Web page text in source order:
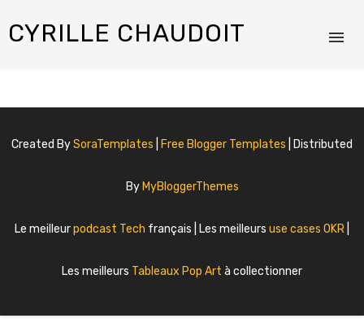
CYRILLE CHAUDOIT
Created BySoraTemplates Free Blogger Templates | Distributed
By MyBloggerThemes
Le meilleurpodcast Tech français | Les meilleurs use cases OKR
Les meilleurs Tableaux Pop Art à collectionner